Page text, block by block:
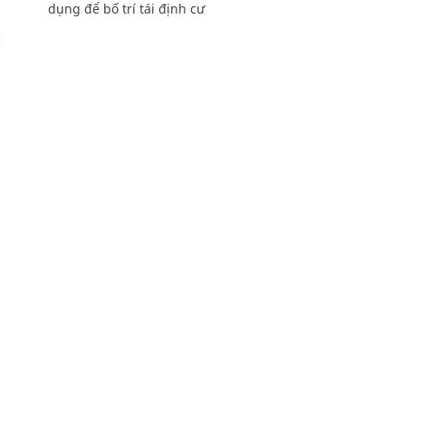
dụng để bố trí tái định cư